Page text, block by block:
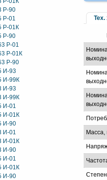
Р-90
Р-01
Р-01К
Р-90
Р-01
Р-01К
Р-90
И-93
И-99К
И-93
И-99К
И-01
И-01К
И-90
И-01
И-01К
И-90
И-01
И-01К
И-90
Тех.
Масса,